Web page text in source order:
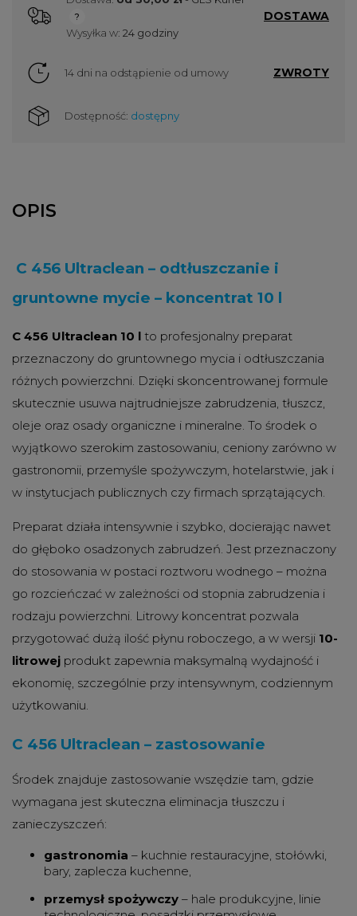
Cena nie zawiera ewentualnych kosztów płatności
Wysyłka w: 24 godziny
DOSTAWA
14 dni na odstąpienie od umowy ZWROTY
Dostępność: dostępny
OPIS
C 456 Ultraclean – odtłuszczanie i
gruntowne mycie – koncentrat 10 l
C 456 Ultraclean 10 l to profesjonalny preparat
przeznaczony do gruntownego mycia i odtłuszczania
różnych powierzchni. Dzięki skoncentrowanej formule
skutecznie usuwa najtrudniejsze zabrudzenia, tłuszcz,
oleje oraz osady organiczne i mineralne. To środek o
wyjątkowo szerokim zastosowaniu, ceniony zarówno w
gastronomii, przemyśle spożywczym, hotelarstwie, jak i
w instytucjach publicznych czy firmach sprzątających.
Preparat działa intensywnie i szybko, docierając nawet
do głęboko osadzonych zabrudzeń. Jest przeznaczony
do stosowania w postaci roztworu wodnego – można
go rozcieńczać w zależności od stopnia zabrudzenia i
rodzaju powierzchni. Litrowy koncentrat pozwala
przygotować dużą ilość płynu roboczego, a w wersji 10-
litrowej produkt zapewnia maksymalną wydajność i
ekonomię, szczególnie przy intensywnym, codziennym
użytkowaniu.
C 456 Ultraclean – zastosowanie
Środek znajduje zastosowanie wszędzie tam, gdzie
wymagana jest skuteczna eliminacja tłuszczu i
zanieczyszczeń:
gastronomia – kuchnie restauracyjne, stołówki,
bary, zaplecza kuchenne,
przemysł spożywczy – hale produkcyjne, linie